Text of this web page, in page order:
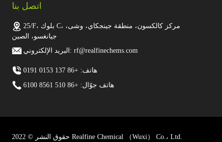
اتصل بنا
25/F، بلوك C، مركز كالكسون، منطقة جينجكاي، وشى،
جيانغسو، الصين
البريد الإلكتروني: rf@realfinechems.com
هاتف: +86 137 0153 0191
هاتف جوّال: +86 510 8561 6100
حقوق النشر © 2022 Realfine Chemical （Wuxi） Co.، Ltd.